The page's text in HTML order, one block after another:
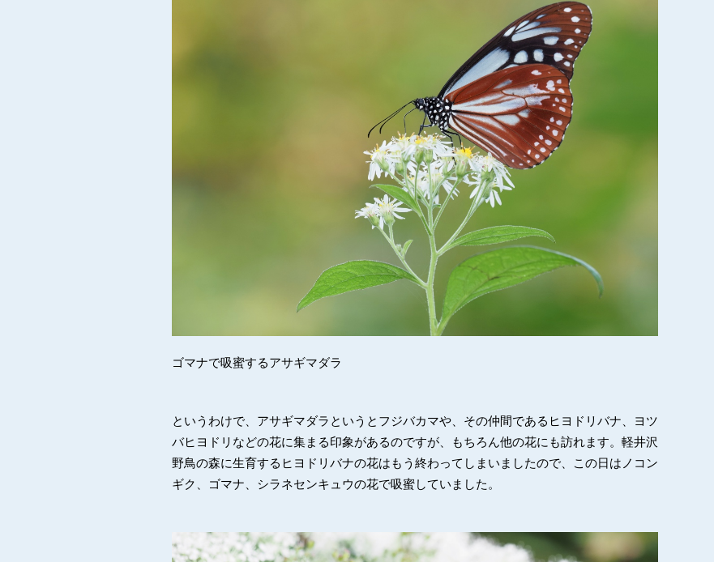
ゴマナで吸蜜するアサギマダラ
というわけで、アサギマダラというとフジバカマや、その仲間であるヒヨドリバナ、ヨツ
バヒヨドリなどの花に集まる印象があるのですが、もちろん他の花にも訪れます。軽井沢
野鳥の森に生育するヒヨドリバナの花はもう終わってしまいましたので、この日はノコン
ギク、ゴマナ、シラネセンキュウの花で吸蜜していました。